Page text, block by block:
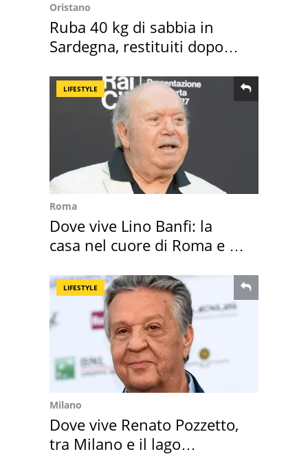
Oristano
Ruba 40 kg di sabbia in
Sardegna, restituiti dopo
LIFESTYLE
Roma
Dove vive Lino Banfi: la
casa nel cuore di Roma e i
LIFESTYLE
Milano
Dove vive Renato Pozzetto,
tra Milano e il lago